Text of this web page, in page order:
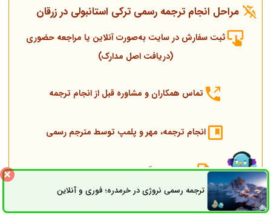
مراحل انجام ترجمه رسمی ترکی استانبولی در زرقان
ثبت سفارش در سایت به‌صورت آنلاین یا مراجعه حضوری
(دریافت اصل مدارک)
تماس همکاران و مشاوره قبل از انجام ترجمه
انجام ترجمه، مهر و پلمپ توسط مترجم رسمی
ارسال به دادگستری و وزارت امور خارجه
ارسال به کنسولگری ترکیه
ترجمه رسمی نروژی در خرمدره؛ فوری و آنلاینثبت سفارش راه های ارتباطی